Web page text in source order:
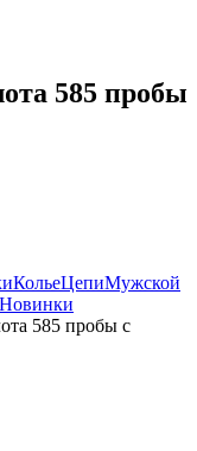
585 пробы
КольеЦепиМужской
Новинки
585 пробы с